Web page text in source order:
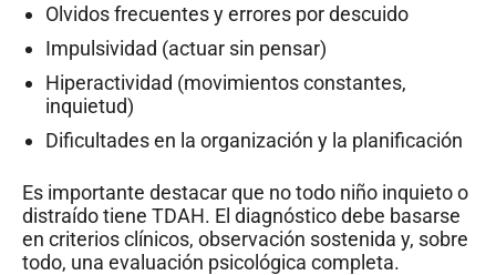
Olvidos frecuentes y errores por descuido
Impulsividad (actuar sin pensar)
Hiperactividad (movimientos constantes,
inquietud)
Dificultades en la organización y la planificación
Es importante destacar que no todo niño inquieto o
distraído tiene TDAH. El diagnóstico debe basarse
en criterios clínicos, observación sostenida y, sobre
todo, una evaluación psicológica completa.